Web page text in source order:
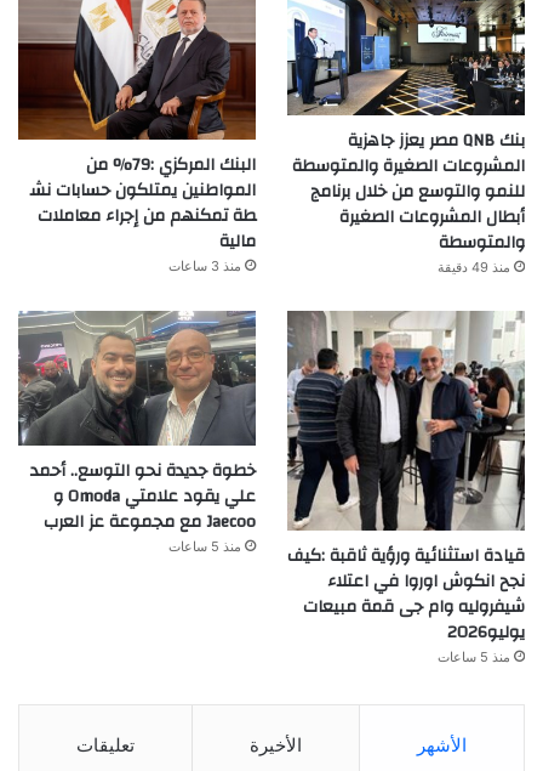
بنك QNB مصر يعزز جاهزية
المشروعات الصغيرة والمتوسطة
للنمو والتوسع من خلال برنامج
أبطال المشروعات الصغيرة
والمتوسطة
منذ 49 دقيقة
البنك المركزي :79% من
المواطنين يمتلكون حسابات نش
طة تمكنهم من إجراء معاملات
مالية
منذ 3 ساعات
قيادة استثنائية ورؤية ثاقبة :كيف
نجح انكوش اوروا في اعتلاء
شيفروليه وام جى قمة مبيعات
يوليو2026
منذ 5 ساعات
خطوة جديدة نحو التوسع.. أحمد
علي يقود علامتي Omoda و
Jaecoo مع مجموعة عز العرب
منذ 5 ساعات
الأشهر الأخيرة تعليقات